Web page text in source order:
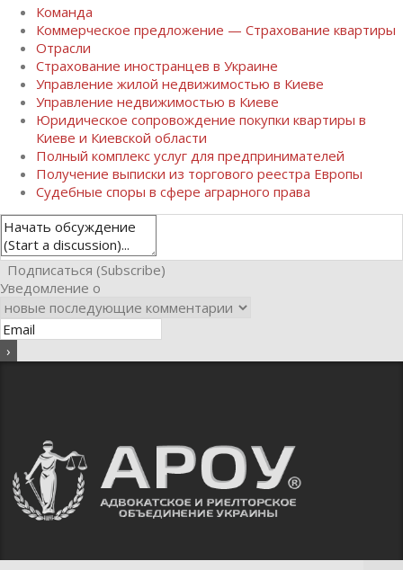
Команда
Коммерческое предложение — Страхование квартиры
Отрасли
Страхование иностранцев в Украине
Управление жилой недвижимостью в Киеве
Управление недвижимостью в Киеве
Юридическое сопровождение покупки квартиры в
Киеве и Киевской области
Полный комплекс услуг для предпринимателей
Получение выписки из торгового реестра Европы
Судебные споры в сфере аграрного права
Подписаться (Subscribe)
Уведомление о